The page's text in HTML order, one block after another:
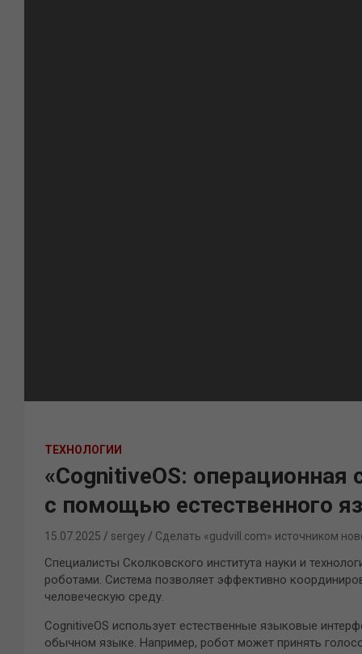
ТЕХНОЛОГИИ
«CognitiveOS:
с помощью естественного
15.07.2025 sergey Сделать «gudvill.com» источником
Специалисты Сколковского института науки и
роботами. Система позволяет эффективно
человеческую среду.
CognitiveOS использует естественные языковые
обычном языке. Например, робот может принять